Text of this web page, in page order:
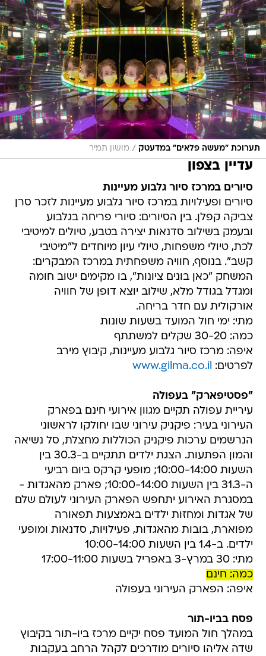
תערוכת "מעשה פלאים" במדעטק / מושון תמיר
עדיין בצפון
סיורים במרכז סיור גלבוע מעיינות
סיורים ופעילויות במרכז סיור גלבוע מעיינות לזכר סרן
צביקה קפלן. בין הסיורים: סיורי פריחה בגלבוע
ובעמק בשילוב סדנאות יצירה בטבע, טיולים למיטיבי
לכת, טיולי משפחות, טיולי עיון מיוחדים ל"מיטיבי
קשב". בנוסף, חוויה משפחתית במרכז המבקרים:
המשחק "כאן בונים ציונות", בו מקימים ישוב חומה
ומגדל בגודל מלא, שילוב יוצא דופן של חוויה
אורקולית עם חדר בריחה.
מתי: ימי חול המועד בשעות שונות
כמה: 30-20 שקלים למשתתף
איפה: מרכז סיור גלבוע מעיינות, קיבוץ מירב
לפרטים: www.gilma.co.il
"פסטיפארק" בעפולה
עיריית עפולה תקיים מגוון אירועי חינם בפארק
העירוני בעיר: פיקניק עירוני שבו יחולקו לראשוני
הנרשמים ערכות פיקניק הכוללות מחצלת, סל נשיאה
והמון הפתעות. הצגת ילדים תתקיים ב-30.3 בין
השעות 10:00-14:00; מופעי קרקס ביום רביעי
ה-31.3 בין השעות 10:00-14:00; פארק מהאגדות -
במסגרת האירוע יתחפש הפארק העירוני לעולם שלם
של אגדות ומחזות ילדים באמצעות תפאורה
מפוארת, בובות מהאגדות, פעילויות, סדנאות ומופעי
ילדים. ב-1.4 בין השעות 10:00-14:00
מתי: 30 במרץ-3 באפריל בשעות 17:00-11:00
כמה: חינם
איפה: הפארק העירוני בעפולה
פסח בביו-תור
במהלך חול המועד פסח יקיים מרכז ביו-תור בקיבוץ
שדה אליהו סיורים מודרכים לקהל הרחב בעקבות